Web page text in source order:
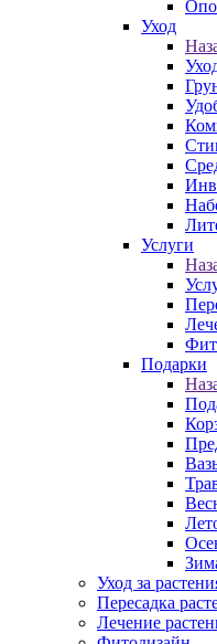
Уход
Услуги
Подарки
Уход за
Пересадка
Лечение